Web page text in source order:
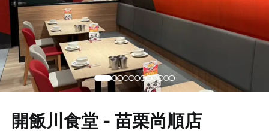
開飯川食堂 - 苗栗尚順店